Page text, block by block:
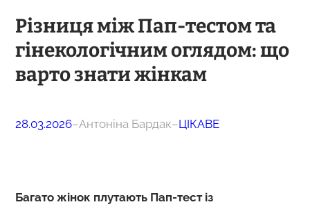
Різниця між Пап-тестом та
гінекологічним оглядом: що
варто знати жінкам
28.03.2026–Антоніна Бардак–ЦІКАВЕ
Багато жінок плутають Пап-тест із